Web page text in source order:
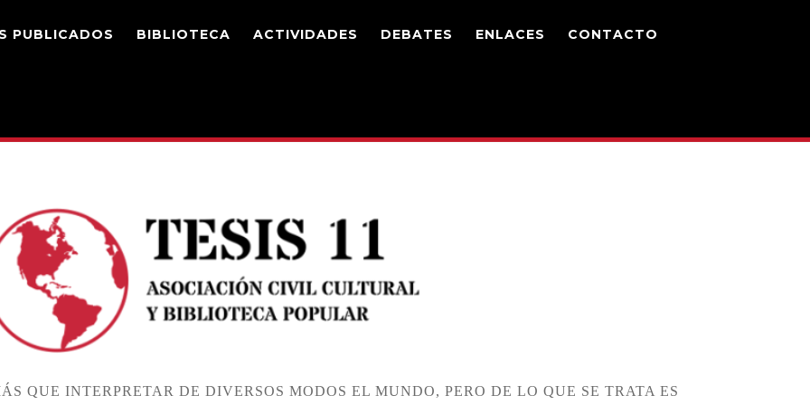
PUBLICADOS BIBLIOTECA ACTIVIDADES DEBATES ENLACES CONTACTO
QUE INTERPRETAR DE DIVERSOS MODOS EL MUNDO, PERO DE LO QUE SE TRATA ES